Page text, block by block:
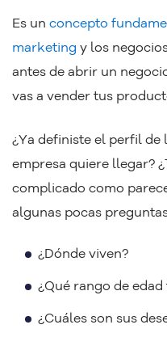
Es un concepto
marketing y los
antes de abrir un
vas a vender tus
¿Ya definiste el perfil de
empresa quiere llegar?
complicado como
algunas pocas
¿Dónde viven?
¿Qué rango de edad
¿Cuáles son sus